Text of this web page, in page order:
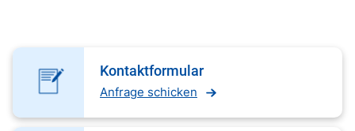
Kontaktformular
Anfrage schicken